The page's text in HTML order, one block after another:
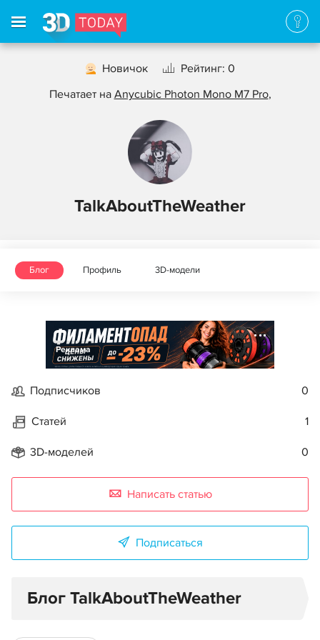
Новичок
Рейтинг: 0
Печатает на Anycubic Photon Mono M7 Pro,
TalkAboutTheWeather
Блог Профиль 3D-модели
Реклама
Подписчиков 0
Статей 1
3D-моделей 0
Написать статью
Подписаться
Блог TalkAboutTheWeather